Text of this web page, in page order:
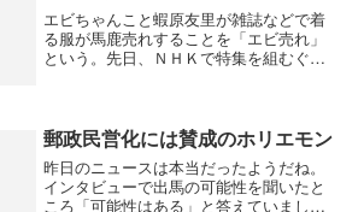
エビちゃんこと蝦原友里が雑誌などで着
る服が馬鹿売れすることを「エビ売れ」
という。先日、ＮＨＫで特集を組むぐら
い。CanCanの発...
郵政民営化には賛成のホリエモン
昨日のニュースは本当だったようだね。
インタビューで出馬の可能性を聞いたと
ころ「可能性はある」と答えていました